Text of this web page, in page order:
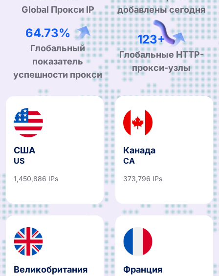
Global Прокси IP
добавлены сегодня
99.90%
Глобальный
показатель
успешности прокси
190+
Глобальные HTTP-
прокси-узлы
США
US
1,450,886 IPs
Канада
CA
373,796 IPs
Великобритания Франция